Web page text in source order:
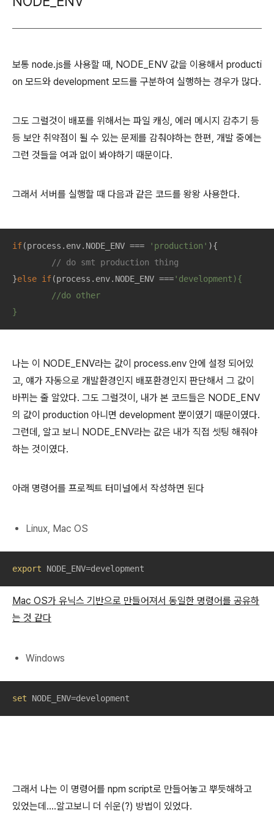
보통 node.js를 사용할 때, NODE_ENV 값을 이용해서 producti
on 모드와 development 모드를 구분하여 실행하는 경우가 많다.
그도 그럴것이 배포를 위해서는 파일 캐싱, 에러 메시지 감추기 등
등 보안 취약점이 될 수 있는 문제를 감춰야하는 한편, 개발 중에는
그런 것들을 여과 없이 봐야하기 때문이다.
그래서 서버를 실행할 때 다음과 같은 코드를 왕왕 사용한다.
if(process.env.NODE_ENV === 'production' ){
// do smt production thing
}else if(process.env.NODE_ENV ==='development){
}
나는 이 NODE_ENV라는 값이 process.env 안에 설정 되어있
고, 얘가 자동으로 개발환경인지 배포환경인지 판단해서 그 값이
바뀌는 줄 알았다. 그도 그럴것이, 내가 본 코드들은 NODE_ENV
의 값이 production 아니면 development 뿐이였기 때문이였다.
그런데, 알고 보니 NODE_ENV라는 값은 내가 직접 셋팅 해줘야
하는 것이였다.
아래 명령어를 프로젝트 터미널에서 작성하면 된다
Linux, Mac OS
export NODE_ENV=development
Mac OS가 유닉스 기반으로 만들어져서 동일한 명령어를 공유하
는 것 같다
Windows
set NODE_ENV=development
그래서 나는 이 명령어를 npm script로 만들어놓고 뿌듯해하고
있었는데....알고보니 더 쉬운(?) 방법이 있었다.